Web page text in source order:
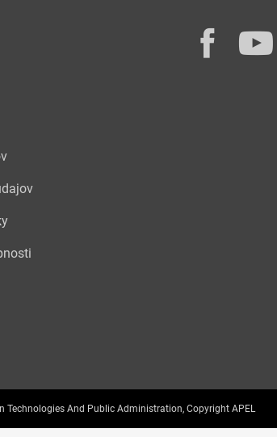
Technologies And Public Administration, Copyright APEL